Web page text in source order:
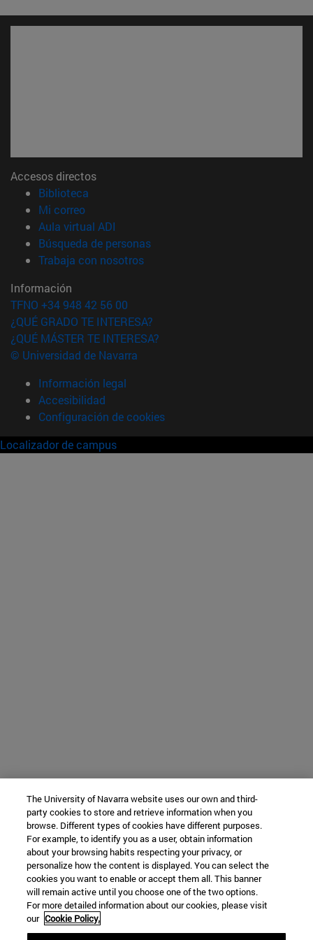
Accesos directos
Biblioteca
Mi correo(abre en nueva ventana)
Aula virtual ADI
Búsqueda de personas(abre en nueva ventana)
Trabaja con nosotros(abre en nueva ventana)
Información
TFNO +34 948 42 56 00
¿QUÉ GRADO TE INTERESA?
¿QUÉ MÁSTER TE INTERESA?
© Universidad de Navarra
Información legal
Accesibilidad
Configuración de cookies
Localizador de campus
The University of Navarra website uses our own and third-
party cookies to store and retrieve information when you
browse. Different types of cookies have different purposes.
For example, to identify you as a user, obtain information
about your browsing habits respecting your privacy, or
personalize how the content is displayed. You can select the
cookies you want to enable or accept them all. This banner
will remain active until you choose one of the two options.
For more detailed information about our cookies, please visit
our Cookie Policy.